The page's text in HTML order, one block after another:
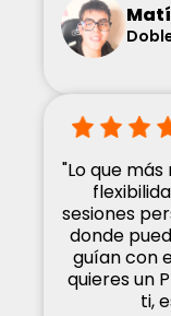
"Lo que
sesiones
donde
guían con
quieres un
ti,